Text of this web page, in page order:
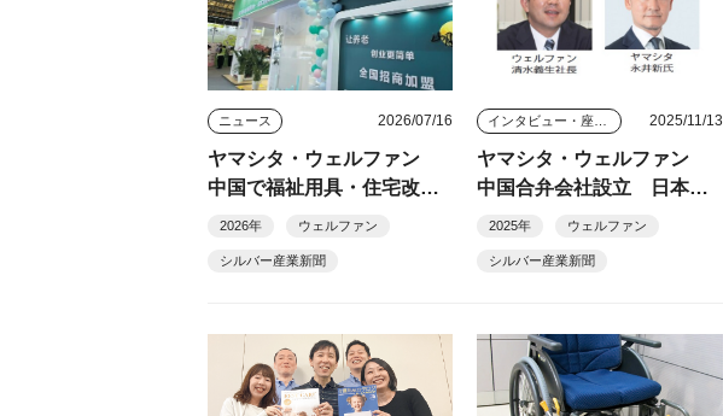
ニュース 2026/07/16
ヤマシタ・ウェルファン
中国で福祉用具・住宅改修
ＦＣ展開へ
2026年 ウェルファン
シルバー産業新聞
2025/11/13
ヤマシタ・ウェルファン
中国合弁会社設立 日本の
介護用品、巨大市場へ本格
2025年 ウェルファン
シルバー産業新聞